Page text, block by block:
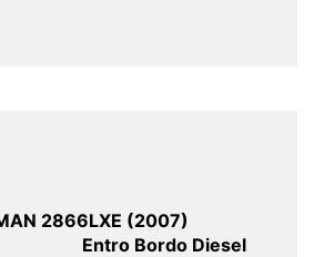
2866LXE (2007)
Entro Bordo Diesel